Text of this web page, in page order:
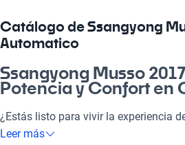
Catálogo de Ssangyong
Automatico
Ssangyong Musso
Potencia y Confort en
¿Estás listo para vivir la experiencia
Musso 2017 Automático? Este
Leer más